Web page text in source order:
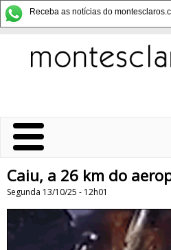
Receba as notícias do
Caiu, a 26 km do
Segunda 13/10/25 - 12h01